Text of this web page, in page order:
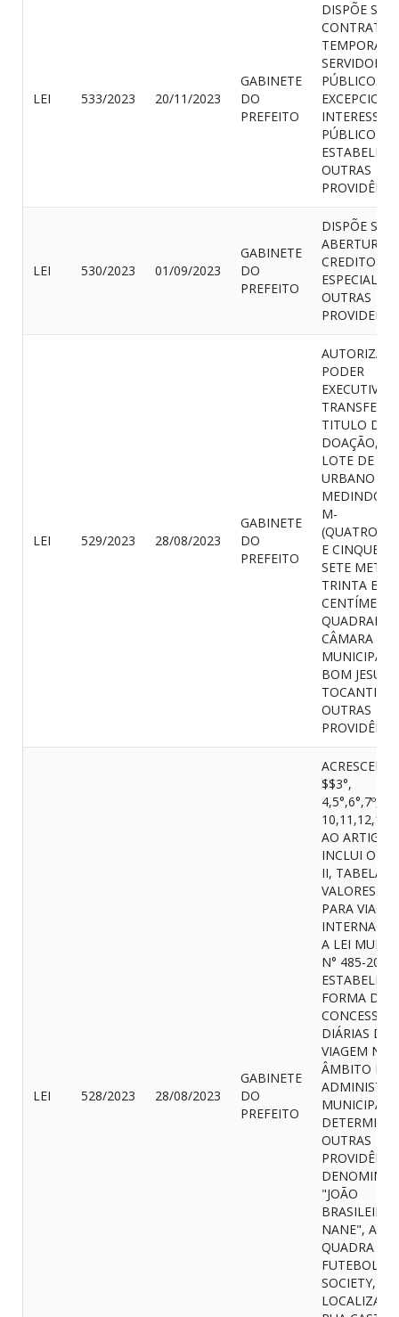
LEI 533/2023 20/11/2023
GABINETE
DO
PREFEITO
DISPÕE
SERVIDORES
PÚBLICOS
INTERESSE
PÚBLICO E
ESTABELECE
OUTRAS
LEI 530/2023 01/09/2023
GABINETE
DO
PREFEITO
DISPÕE
ABERTURA
CREDITO
ESPECIAL DA
OUTRAS
LEI 529/2023 28/08/2023
GABINETE
DO
PREFEITO
AUTORIZA O
PODER
EXECUTIVO A
TITULO DE
DOAÇÃO,
LOTE DE
URBANO
MEDINDO
M-
E
SETE
TRINTA E
CÂMARA
MUNICIPAL
BOM JESUS
OUTRAS
LEI 528/2023 28/08/2023
GABINETE
DO
PREFEITO
$$3°,
10,11,12,13
AO ARTIGO
INCLUI O
II, TABELA
VALORES
PARA
A LEI
N° 485-
FORMA DE
DIÁRIAS DE
VIAGEM NO
ÂMBITO DA
MUNICIPAL
DETERMINA
OUTRAS
DENOMINA
"JOÃO
BRASILEIRO
NANE", A
QUADRA DE
FUTEBOL
SOCIETY,